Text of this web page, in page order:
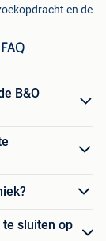
en de
B&O
te sluiten op